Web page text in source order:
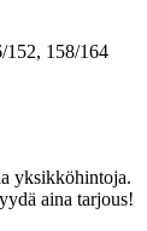
152, 158/164
yksikköhintoja.
aina tarjous!